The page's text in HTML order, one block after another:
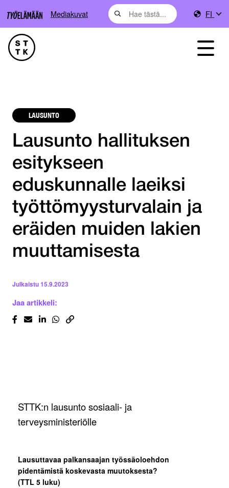
Mediakuvat FI
LAUSUNTO
Lausunto hallituksen
esitykseen
eduskunnalle laeiksi
työttömyysturvalain ja
eräiden muiden lakien
muuttamisesta
Julkaistu15.9.2023
Jaa artikkeli:
STTK:n lausunto sosiaali- ja
terveysministeriölle
Lausuttavaa palkansaajan työssäoloehdon
pidentämistä koskevasta muutoksesta?
(TTL 5 luku)